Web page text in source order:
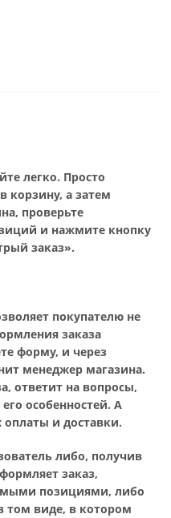
легко. Просто
корзину, а затем
проверьте
и нажмите кнопку
заказ».
покупателю не
заказа
форму, и через
менеджер магазина.
ответит на вопросы,
особенностей. А
оплаты и доставки.
либо, получив
заказ,
позициями, либо
том виде, в котором